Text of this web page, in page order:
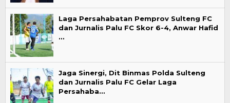
Laga Persahabatan Pemprov Sulteng FC
dan Jurnalis Palu FC Skor 6-4, Anwar Hafid
…
Jaga Sinergi, Dit Binmas Polda Sulteng
dan Jurnalis Palu FC Gelar Laga
Persahaba…